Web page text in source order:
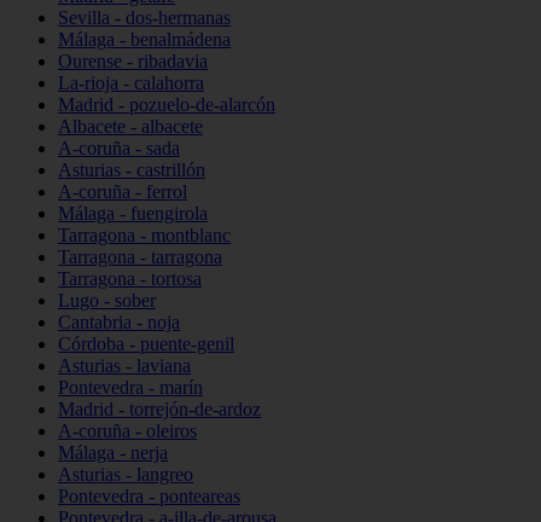
Sevilla - dos-hermanas
Málaga - benalmádena
Ourense - ribadavia
La-rioja - calahorra
Madrid - pozuelo-de-alarcón
Albacete - albacete
A-coruña - sada
Asturias - castrillón
A-coruña - ferrol
Málaga - fuengirola
Tarragona - montblanc
Tarragona - tarragona
Tarragona - tortosa
Lugo - sober
Cantabria - noja
Córdoba - puente-genil
Asturias - laviana
Pontevedra - marín
Madrid - torrejón-de-ardoz
A-coruña - oleiros
Málaga - nerja
Asturias - langreo
Pontevedra - ponteareas
Pontevedra - a-illa-de-arousa